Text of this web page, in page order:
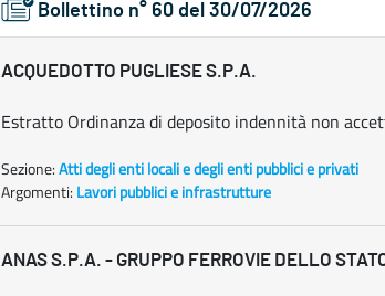
Bollettino n° 60 del 30/07/2026
ACQUEDOTTO PUGLIESE S.P.A.
Estratto Ordinanza di deposito indennità non
Sezione:Atti degli enti locali e degli enti pubblici e privati
Argomenti: Lavori pubblici e infrastrutture
ANAS S.P.A. - GRUPPO FERROVIE DELLO